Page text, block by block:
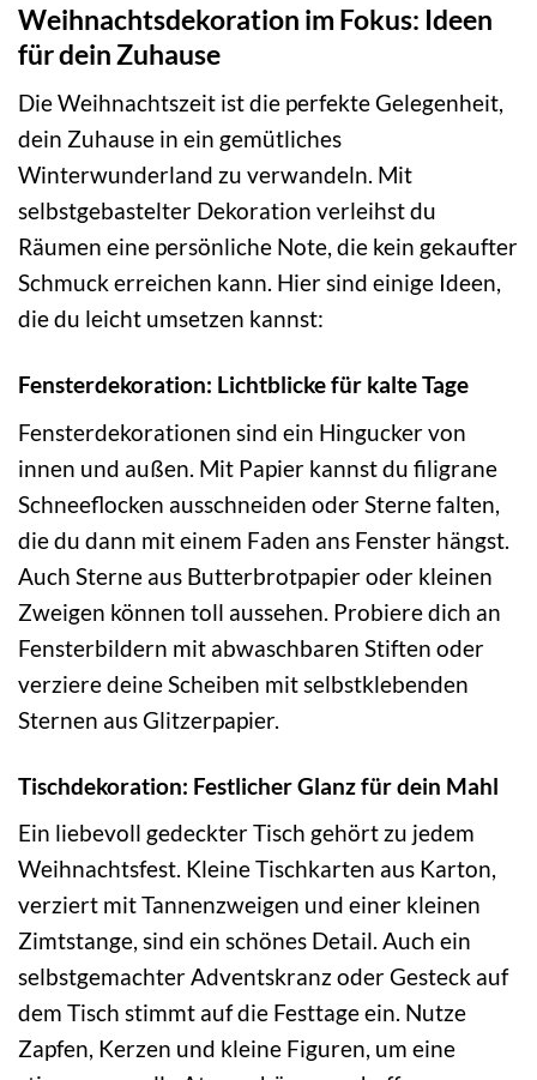
Weihnachtsdekoration im Fokus: Ideen
für dein Zuhause
Die Weihnachtszeit ist die perfekte Gelegenheit,
dein Zuhause in ein gemütliches
Winterwunderland zu verwandeln. Mit
selbstgebastelter Dekoration verleihst du
Räumen eine persönliche Note, die kein gekaufter
Schmuck erreichen kann. Hier sind einige Ideen,
die du leicht umsetzen kannst:
Fensterdekoration: Lichtblicke für kalte Tage
Fensterdekorationen sind ein Hingucker von
innen und außen. Mit Papier kannst du filigrane
Schneeflocken ausschneiden oder Sterne falten,
die du dann mit einem Faden ans Fenster hängst.
Auch Sterne aus Butterbrotpapier oder kleinen
Zweigen können toll aussehen. Probiere dich an
Fensterbildern mit abwaschbaren Stiften oder
verziere deine Scheiben mit selbstklebenden
Sternen aus Glitzerpapier.
Tischdekoration: Festlicher Glanz für dein Mahl
Ein liebevoll gedeckter Tisch gehört zu jedem
Weihnachtsfest. Kleine Tischkarten aus Karton,
verziert mit Tannenzweigen und einer kleinen
Zimtstange, sind ein schönes Detail. Auch ein
selbstgemachter Adventskranz oder Gesteck auf
dem Tisch stimmt auf die Festtage ein. Nutze
Zapfen, Kerzen und kleine Figuren, um eine